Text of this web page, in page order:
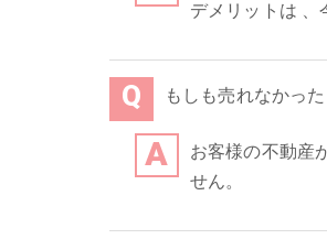
デメリットは 、
もしも売れなかっ
お客様の不動産
せん。